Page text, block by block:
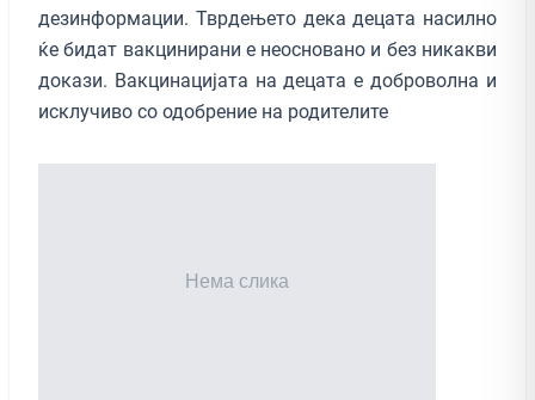
дезинформации. Тврдењето дека децата насилно
ќе бидат вакцинирани е неосновано и без никакви
докази. Вакцинацијата на децата е доброволна и
исклучиво со одобрение на родителите